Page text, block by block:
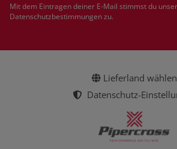
Mit dem Eintragen deiner E-Mail stimmst du
Datenschutzbestimmungenzu.
Lieferland wählen
Datenschutz-